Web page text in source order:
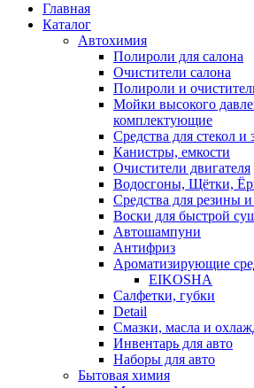
Главная
Каталог
Автохимия
Полироли для салона
Очистители салона
Полироли и
Мойки высокого
комплектующие
Средства для стекол и
Канистры, емкости
Очистители двигателя
Водосгоны, Щётки,
Средства для резины и
Воски для быстрой
Автошампуни
Антифриз
Ароматизирующие
EIKOSHA
Салфетки, губки
Detail
Смазки, масла и
Инвентарь для авто
Наборы для авто
Бытовая химия